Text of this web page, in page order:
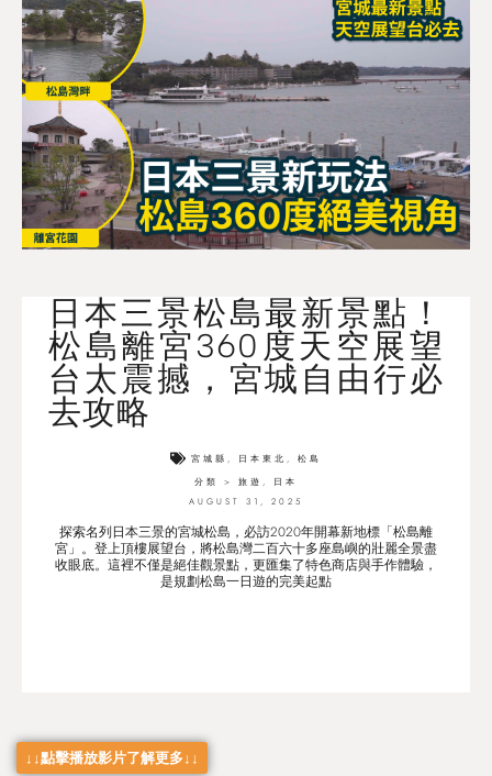
日本三景松島最新景點！
松島離宮360度天空展望
台太震撼，宮城自由行必
去攻略
宮城縣 , 日本東北 , 松島
分類 >
旅遊 , 日本
AUGUST 31, 2025
探索名列日本三景的宮城松島，必訪2020年開幕新地標「松島離
宮」。登上頂樓展望台，將松島灣二百六十多座島嶼的壯麗全景盡
收眼底。這裡不僅是絕佳觀景點，更匯集了特色商店與手作體驗，
是規劃松島一日遊的完美起點
↓↓點擊播放影片了解更多↓↓